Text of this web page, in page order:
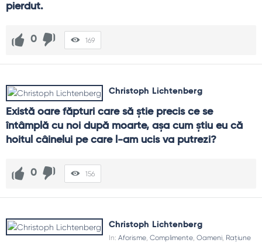
pierdut.
0 169
Christoph Lichtenberg
Există oare făpturi care să ştie precis ce se
întâmplă cu noi după moarte, aşa cum ştiu eu că
hoitul câinelui pe care l-am ucis va putrezi?
0 156
Christoph Lichtenberg
In: Aforisme, Complimente, Oameni, Rațiune